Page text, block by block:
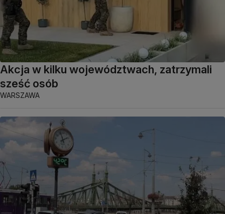
Akcja w kilku województwach, zatrzymali
sześć osób
WARSZAWA